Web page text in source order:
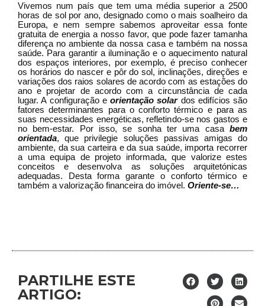
Vivemos num país que tem uma média superior a 2500
horas de sol por ano, designado como o mais soalheiro da
Europa, e nem sempre sabemos aproveitar essa fonte
gratuita de energia a nosso favor, que pode fazer tamanha
diferença no ambiente da nossa casa e também na nossa
saúde. Para garantir a iluminação e o aquecimento natural
dos espaços interiores, por exemplo, é preciso conhecer
os horários do nascer e pôr do sol, inclinações, direções e
variações dos raios solares de acordo com as estações do
ano e projetar de acordo com a circunstância de cada
lugar. A configuração e orientação solardos edifícios são
fatores determinantes para o conforto térmico e para as
suas necessidades energéticas, refletindo-se nos gastos e
no bem-estar. Por isso, se sonha ter uma casa bem
orientada, que privilegie soluções passivas amigas do
ambiente, da sua carteira e da sua saúde, importa recorrer
a uma equipa de projeto informada, que valorize estes
conceitos e desenvolva as soluções arquitetónicas
adequadas. Desta forma garante o conforto térmico e
também a valorização financeira do imóvel. Oriente-se…
PARTILHE ESTE
ARTIGO: